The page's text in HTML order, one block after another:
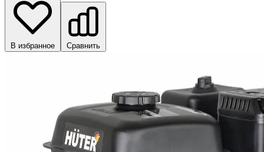
В избранное Сравнить